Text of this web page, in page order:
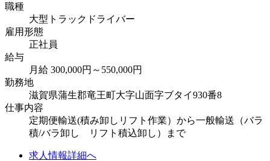
職種
大型トラックドライバー
雇用形態
正社員
給与
月給 300,000円～550,000円
勤務地
滋賀県蒲生郡竜王町大字山面字ブタイ930番8
仕事内容
定期便輸送(積み卸しリフト作業）から一般輸送（バラ
積/バラ卸し リフト積込卸し）まで
求人情報詳細へ